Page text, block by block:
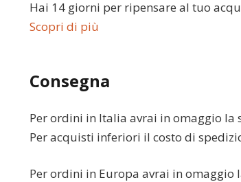
Hai 14 giorni per ripensare al tuo
Scopri di più
Consegna
Per ordini in Italia avrai in omaggio la
Per acquisti inferiori il costo di
Per ordini in Europa avrai in omaggio